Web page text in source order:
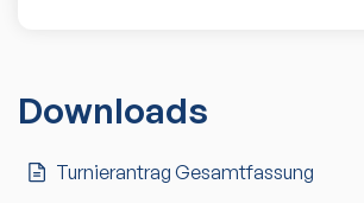
Downloads
Turnierantrag Gesamtfassung